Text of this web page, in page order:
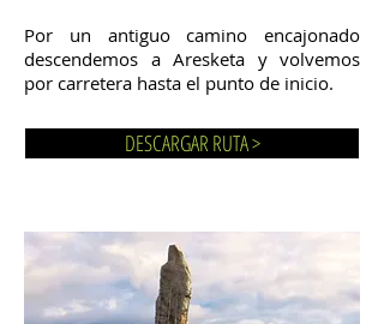
Por un antiguo camino encajonado
descendemos a Aresketa y volvemos
por carretera hasta el punto de inicio.
DESCARGAR RUTA >